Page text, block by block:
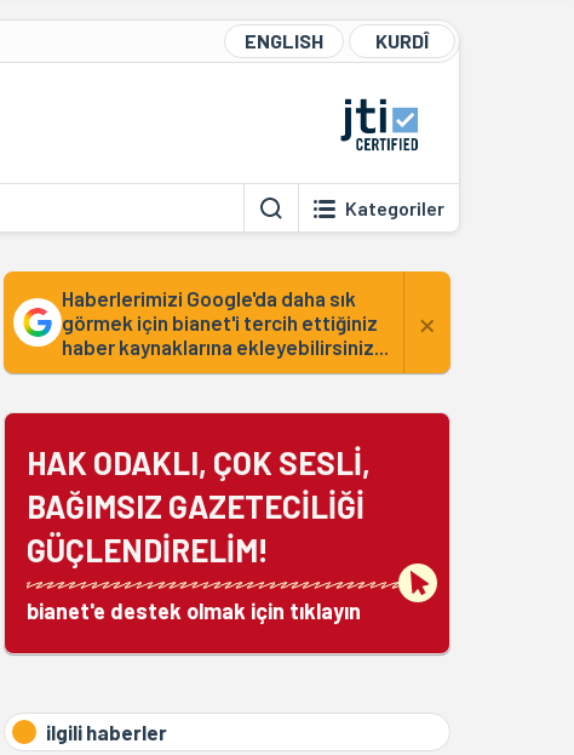
ENGLISH KURDÎ
Kategoriler
Haberlerimizi Google'da daha sık
görmek için bianet'i tercih ettiğiniz
haber kaynaklarına ekleyebilirsiniz...
×
HAK ODAKLI, ÇOK SESLİ,
BAĞIMSIZ GAZETECİLİĞİ
GÜÇLENDİRELİM!
bianet'e destek olmak için tıklayın
ilgili haberler